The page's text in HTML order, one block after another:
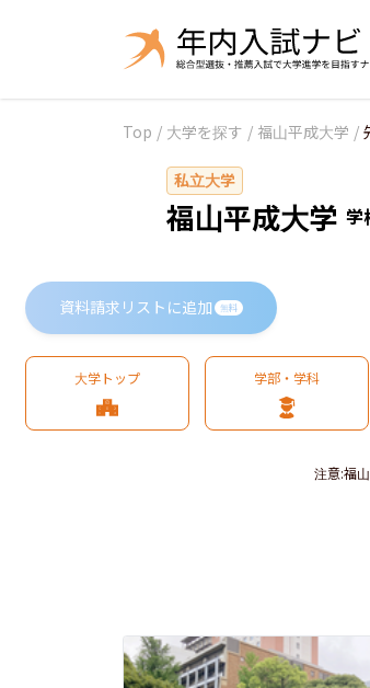
Top / 大学を探す / 福山平成大学 /
私立大学
福山平成大学 学
資料請求リストに追加 無料
大学トップ 学部・学科
注意:福